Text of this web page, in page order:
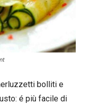
bolliti e
é più facile di